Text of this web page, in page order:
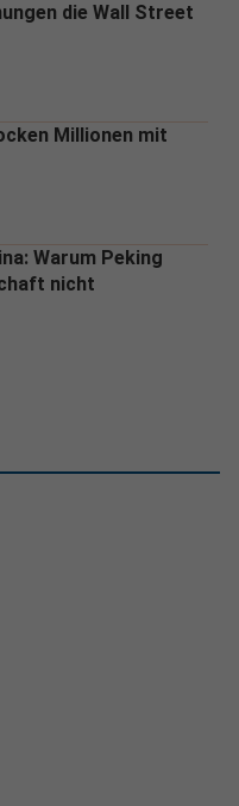
die Wall Street
Millionen mit
Warum Peking
nicht